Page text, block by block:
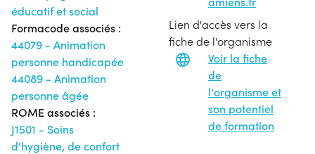
éducatif et social
Formacode associés :
44079 - Animation
personne handicapée
44089 - Animation
personne âgée
ROME associés :
J1501 - Soins
d'hygiène, de confort
Lien d'accès vers la
fiche de l'organisme
Voir la fiche
de
l'organisme et
son potentiel
de formation